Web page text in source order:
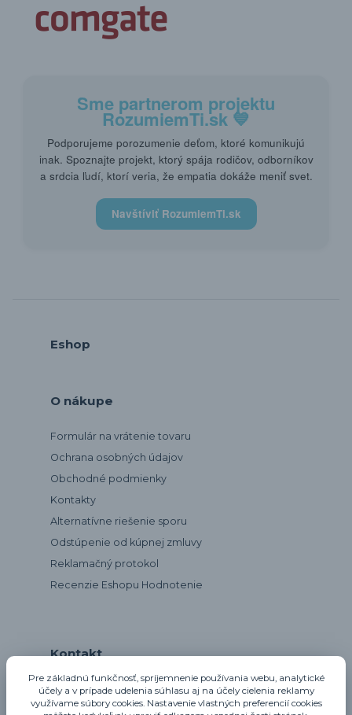
Sme partnerom projektu
RozumiemTi.sk 💙
Podporujeme porozumenie deťom, ktoré komunikujú
inak. Spoznajte projekt, ktorý spája rodičov, odborníkov
a srdcia ľudí, ktorí veria, že empatia dokáže meniť svet.
Navštíviť RozumiemTi.sk
Eshop
O nákupe
Formulár na vrátenie tovaru
Ochrana osobných údajov
Obchodné podmienky
Kontakty
Alternatívne riešenie sporu
Odstúpenie od kúpnej zmluvy
Reklamačný protokol
Recenzie Eshopu Hodnotenie
Kontakt
notta@notta.sk
Pre základnú funkčnosť, spríjemnenie používania webu, analytické
účely a v prípade udelenia súhlasu aj na účely cielenia reklamy
využívame súbory cookies. Nastavenie vlastných preferencií cookies